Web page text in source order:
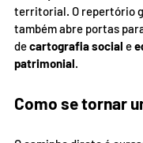
territorial. O repertório
também abre portas
de cartografia social e
patrimonial.
Como se tornar